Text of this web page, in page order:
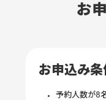
お
お申込み条
予約人数が8